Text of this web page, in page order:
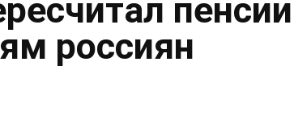
пенсии
россиян